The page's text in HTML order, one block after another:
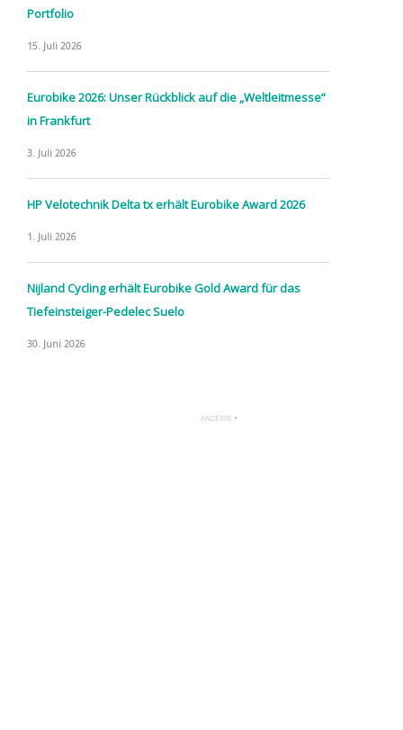
Portfolio
15. Juli 2026
Eurobike 2026: Unser Rückblick auf die „Weltleitmesse“
in Frankfurt
3. Juli 2026
HP Velotechnik Delta tx erhält Eurobike Award 2026
1. Juli 2026
Nijland Cycling erhält Eurobike Gold Award für das
Tiefeinsteiger-Pedelec Suelo
30. Juni 2026